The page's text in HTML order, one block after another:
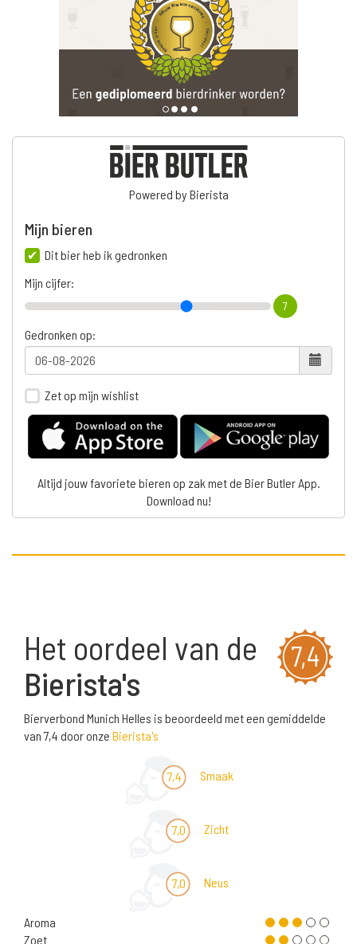
Powered by Bierista
Mijn bieren
Dit bier heb ik gedronken
Mijn cijfer:
7
Gedronken op:
Zet op mijn wishlist
Altijd jouw favoriete bieren op zak met de Bier Butler App.
Download nu!
7,4
Het oordeel van de
Bierista's
Bierverbond Munich Helles is beoordeeld met een gemiddelde
van 7,4 door onze Bierista's
7,4 Smaak
7,0 Zicht
7,0 Neus
Aroma
Zoet